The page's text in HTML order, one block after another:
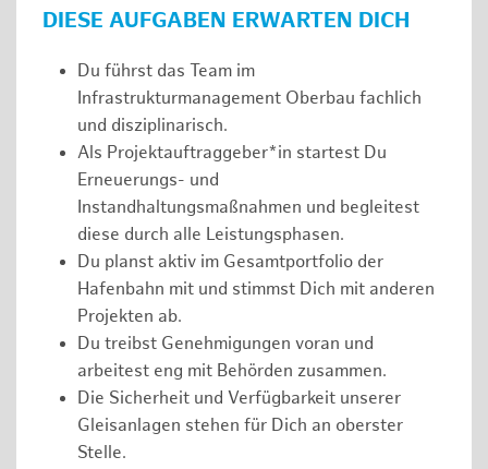
DIESE AUFGABEN ERWARTEN DICH
Du führst das Team im
Infrastrukturmanagement Oberbau fachlich
und disziplinarisch.
Als Projektauftraggeber*in startest Du
Erneuerungs- und
Instandhaltungsmaßnahmen und begleitest
diese durch alle Leistungsphasen.
Du planst aktiv im Gesamtportfolio der
Hafenbahn mit und stimmst Dich mit anderen
Projekten ab.
Du treibst Genehmigungen voran und
arbeitest eng mit Behörden zusammen.
Die Sicherheit und Verfügbarkeit unserer
Gleisanlagen stehen für Dich an oberster
Stelle.